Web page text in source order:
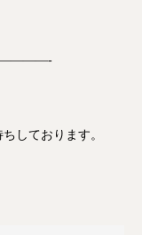
しております。